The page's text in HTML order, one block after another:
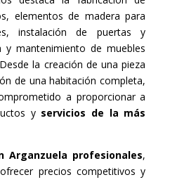
elementos de madera para
instalación de puertas y
y mantenimiento de muebles
la creación de una pieza
de una habitación completa,
a proporcionar a
y servicios de la más
Arganzuela profesionales,
precios competitivos y